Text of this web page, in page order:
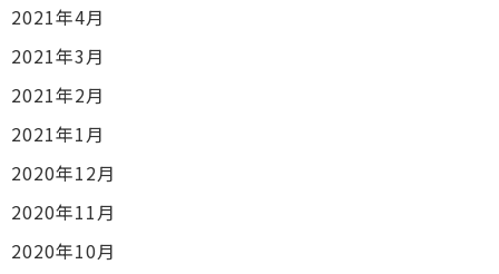
2021年4月
2021年3月
2021年2月
2021年1月
2020年12月
2020年11月
2020年10月